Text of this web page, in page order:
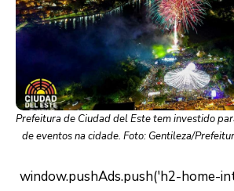
Prefeitura de Ciudad del Este tem investido
de eventos na cidade. Foto: Gentileza/